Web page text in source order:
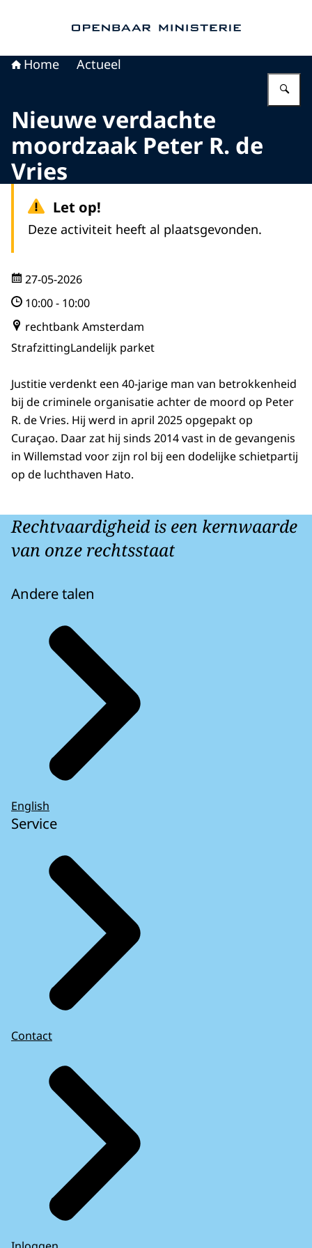
Home Actueel
Nieuwe verdachte
moordzaak Peter R. de
Vries
Let op!
Deze activiteit heeft al plaatsgevonden.
27-05-2026
10:00- 10:00
rechtbank Amsterdam
StrafzittingLandelijk parket
Justitie verdenkt een 40-jarige man van betrokkenheid
bij de criminele organisatie achter de moord op Peter
R. de Vries. Hij werd in april 2025 opgepakt op
Curaçao. Daar zat hij sinds 2014 vast in de gevangenis
in Willemstad voor zijn rol bij een dodelijke schietpartij
op de luchthaven Hato.
Rechtvaardigheid is een kernwaarde
van onze rechtsstaat
Andere talen
English
Service
Contact